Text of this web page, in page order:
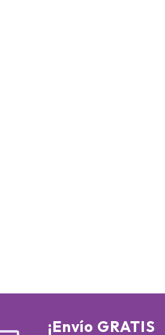
¡Envío GRATIS